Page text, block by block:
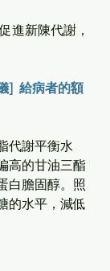
]  給病者的額
代謝平衡水
高的甘油三酯
白膽固醇。照
的水平，減低